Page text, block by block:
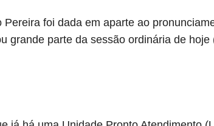
Pereira foi dada em aparte ao
grande parte da sessão ordinária de hoje